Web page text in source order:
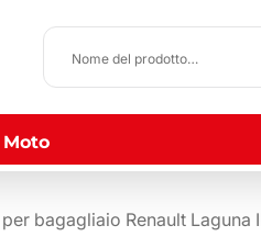
bagagliaio Renault